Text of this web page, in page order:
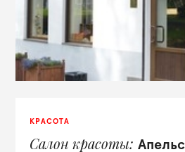
КРАСОТА
Салон красоты